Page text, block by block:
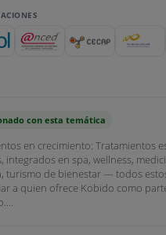
con esta temática
en crecimiento: Tratamientos
integrados en spa, wellness,
turismo de bienestar — todos
a quien ofrece Kobido como